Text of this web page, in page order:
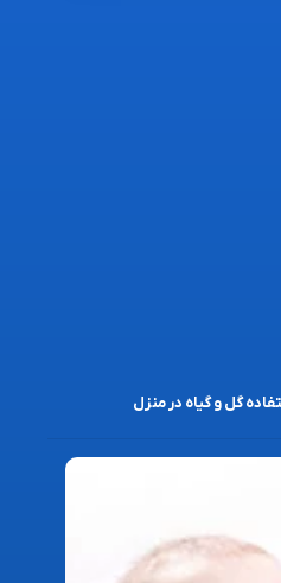
گل و گیاه در منزل